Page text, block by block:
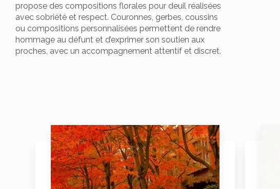
propose des compositions florales pour deuil réalisées
avec sobriété et respect. Couronnes, gerbes, coussins
ou compositions personnalisées permettent de rendre
hommage au défunt et d’exprimer son soutien aux
proches, avec un accompagnement attentif et discret.